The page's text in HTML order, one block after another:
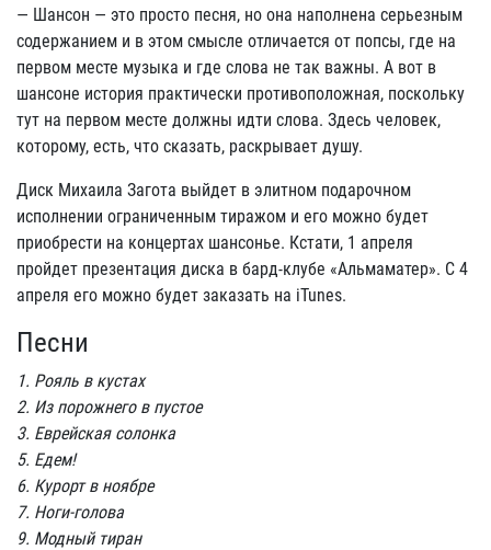
— Шансон — это просто песня, но она наполнена серьезным
содержанием и в этом смысле отличается от попсы, где на
первом месте музыка и где слова не так важны. А вот в
шансоне история практически противоположная, поскольку
тут на первом месте должны идти слова. Здесь человек,
которому, есть, что сказать, раскрывает душу.
Диск Михаила Загота выйдет в элитном подарочном
исполнении ограниченным тиражом и его можно будет
приобрести на концертах шансонье. Кстати, 1 апреля
пройдет презентация диска в бард-клубе «Альмаматер». С 4
апреля его можно будет заказать на iTunes.
Песни
1. Рояль в кустах
2. Из порожнего в пустое
3. Еврейская солонка
5. Едем!
6. Курорт в ноябре
7. Ноги-голова
9. Модный тиран